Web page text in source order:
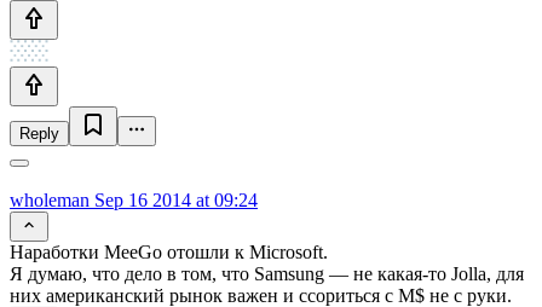
Reply
wholeman Sep 16 2014 at 09:24
Наработки MeeGo отошли к Microsoft.
Я думаю, что дело в том, что Samsung — не какая-то Jolla, для
них американский рынок важен и ссориться с M$ не с руки.